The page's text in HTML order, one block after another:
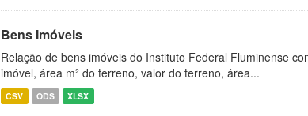
Bens Imóveis
Relação de bens imóveis do Instituto Federal Fluminense
imóvel, área m² do terreno, valor do terreno, área...
CSV ODS XLSX